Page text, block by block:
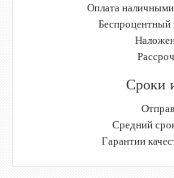
Оплата наличными
Беспроцентный
Сроки
Средний
Гарантии